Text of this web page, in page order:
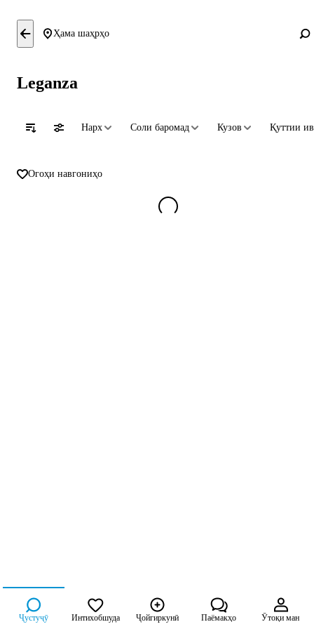
Ҳама шаҳрҳо
Leganza
Нарх Соли баромад Кузов Қуттии
Огоҳи навгониҳо
Ҷустуҷӯ Интихобшуда Ҷойгиркунӣ Паёмакҳо Ӯтоқи ман